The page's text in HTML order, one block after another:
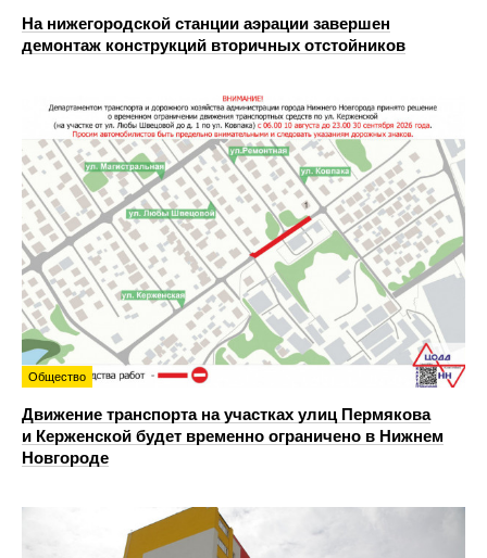
На нижегородской станции аэрации завершен
демонтаж конструкций вторичных отстойников
Общество
Движение транспорта на участках улиц Пермякова
и Керженской будет временно ограничено в Нижнем
Новгороде